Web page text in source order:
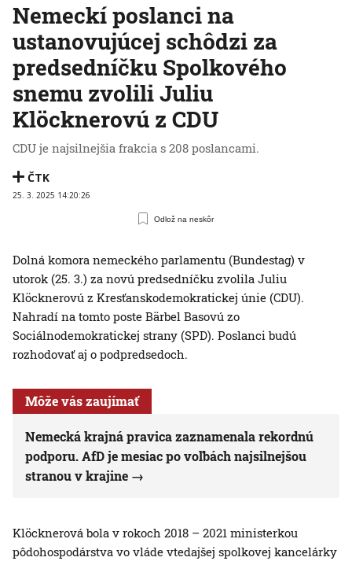
Nemeckí poslanci na
ustanovujúcej schôdzi za
predsedníčku Spolkového
snemu zvolili Juliu
Klöcknerovú z CDU
CDU je najsilnejšia frakcia s 208 poslancami.
ČTK
25. 3. 2025 14:20:26
Odlož na neskôr
Dolná komora nemeckého parlamentu (Bundestag) v
utorok (25. 3.) za novú predsedníčku zvolila Juliu
Klöcknerovú z Kresťanskodemokratickej únie (CDU).
Nahradí na tomto poste Bärbel Basovú zo
Sociálnodemokratickej strany (SPD). Poslanci budú
rozhodovať aj o podpredsedoch.
Môže vás zaujímať
Nemecká krajná pravica zaznamenala rekordnú
podporu. AfD je mesiac po voľbách najsilnejšou
stranou v krajine
Klöcknerová bola v rokoch 2018 – 2021 ministerkou
pôdohospodárstva vo vláde vtedajšej spolkovej kancelárky